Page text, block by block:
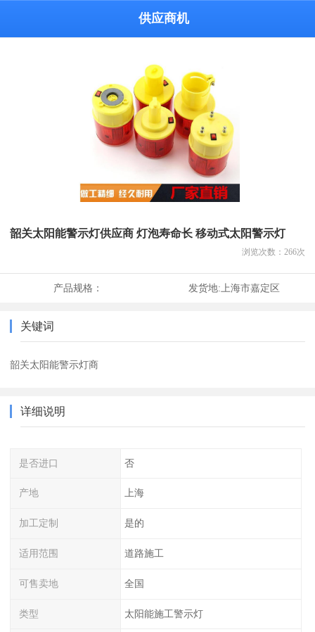
供应商机
韶关太阳能警示灯供应商 灯泡寿命长 移动式太阳警示灯
浏览次数： 266次
产品规格： 发货地:上海市嘉定区
关键词
韶关太阳能警示灯商
详细说明
是否进口 否
产地 上海
加工定制 是的
适用范围 道路施工
可售卖地 全国
类型 太阳能施工警示灯